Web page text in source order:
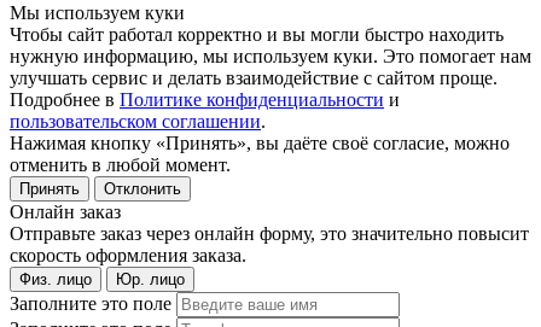
Мы используем куки
Чтобы сайт работал корректно и вы могли быстро находить
нужную информацию, мы используем куки. Это помогает нам
улучшать сервис и делать взаимодействие с сайтом проще.
Подробнее в Политике конфиденциальности и
пользовательском соглашении.
Нажимая кнопку «Принять», вы даёте своё согласие, можно
отменить в любой момент.
Принять Отклонить
Онлайн заказ
Отправьте заказ через онлайн форму, это значительно повысит
скорость оформления заказа.
Физ. лицо Юр. лицо
Заполните это поле